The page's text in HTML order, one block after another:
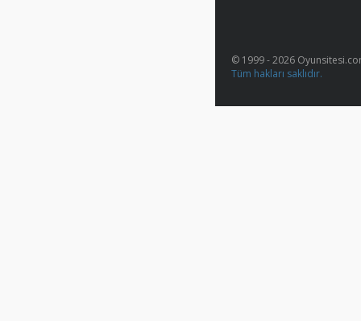
© 1999 - 2026
Tüm hakları saklıdır.